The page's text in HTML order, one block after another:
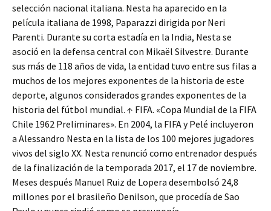
selección nacional italiana. Nesta ha aparecido en la
película italiana de 1998, Paparazzi dirigida por Neri
Parenti. Durante su corta estadía en la India, Nesta se
asoció en la defensa central con Mikaël Silvestre. Durante
sus más de 118 años de vida, la entidad tuvo entre sus filas a
muchos de los mejores exponentes de la historia de este
deporte, algunos considerados grandes exponentes de la
historia del fútbol mundial. ↑ FIFA. «Copa Mundial de la FIFA
Chile 1962 Preliminares». En 2004, la FIFA y Pelé incluyeron
a Alessandro Nesta en la lista de los 100 mejores jugadores
vivos del siglo XX. Nesta renunció como entrenador después
de la finalización de la temporada 2017, el 17 de noviembre.
Meses después Manuel Ruiz de Lopera desembolsó 24,8
millones por el brasileño Denilson, que procedía de Sao